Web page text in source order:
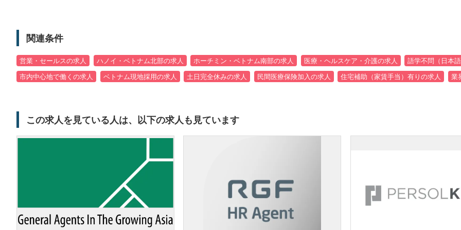
関連条件
営業・セールスの求人 ハノイ・ベトナム北部の求人 ホーチミン・ベトナム南部の求人 医療・ヘルスケア・介護の求人
語学不問（日本
市内中心地で働くの求人
ベトナム現地採用の求人 土日完全休みの求人 民間医療保険加入の求人 住宅補助（家賃手当）有りの求人 業
この求人を見ている人は、以下の求人も見ています